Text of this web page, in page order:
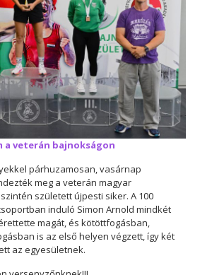
a veterán bajnokságon
párhuzamosan, vasárnap
meg a veterán magyar
született újpesti siker. A 100
induló Simon Arnold mindkét
magát, és kötöttfogásban,
is az első helyen végzett, így két
az egyesületnek.